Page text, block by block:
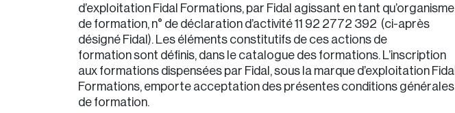
d’exploitation Fidal Formations, par Fidal agissant en tant qu’organisme
de formation, n° de déclaration d’activité 11 92 2772 392 (ci-après
désigné Fidal). Les éléments constitutifs de ces actions de
formation sont définis, dans le catalogue des formations. L’inscription
aux formations dispensées par Fidal, sous la marque d’exploitation Fidal
Formations, emporte acceptation des présentes conditions générales
de formation.